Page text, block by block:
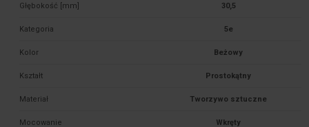
Głębokość [mm] 30,5
Kategoria 5e
Kolor Beżowy
Kształt Prostokątny
Materiał Tworzywo sztuczne
Mocowanie Wkręty